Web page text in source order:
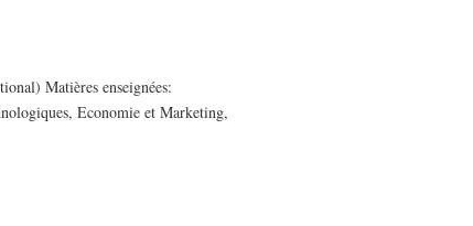
Matières enseignées:
Economie et Marketing,